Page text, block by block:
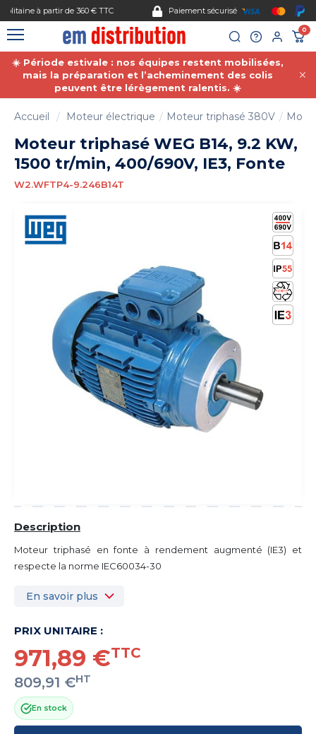
Paiement sécurisé
0
☀️ Période estivale : nos équipes restent mobilisées,
mais la préparation et l’acheminement des colis
peuvent être lérègement ralentis. ☀️
Accueil Moteur électrique Moteur triphasé 380V
Moteur triphasé WEG B14, 9.2 KW,
1500 tr/min, 400/690V, IE3, Fonte
W2.WFTP4-9.246B14T
Description
Moteur triphasé en fonte à rendement augmenté (IE3) et
respecte la norme IEC60034-30
En savoir plus
PRIX UNITAIRE :
971,89 €TTC
809,91 €HT
En stock
Gestion des cookies